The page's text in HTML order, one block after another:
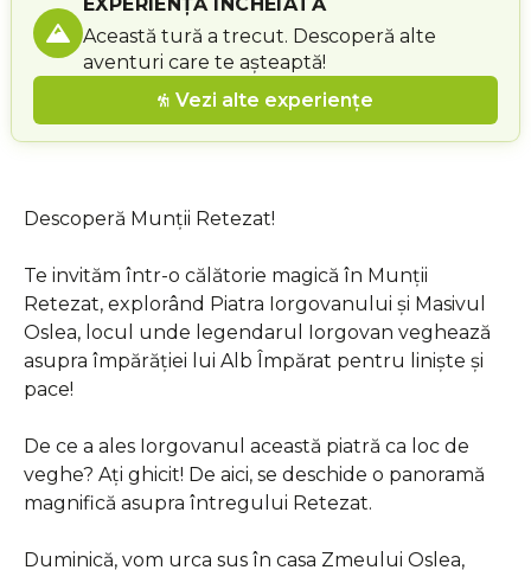
Această tură a trecut. Descoperă alte
aventuri care te așteaptă!
Vezi alte experiențe
Descoperă Munții Retezat!
Te invităm într-o călătorie magică în Munții
Retezat, explorând Piatra Iorgovanului și Masivul
Oslea, locul unde legendarul Iorgovan veghează
asupra împărăției lui Alb Împărat pentru liniște și
pace!
De ce a ales Iorgovanul această piatră ca loc de
veghe? Ați ghicit! De aici, se deschide o panoramă
magnifică asupra întregului Retezat.
Duminică, vom urca sus în casa Zmeului Oslea,